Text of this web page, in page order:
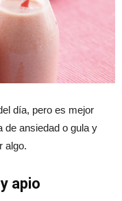
día, pero es mejor
de ansiedad o gula y
algo.
apio